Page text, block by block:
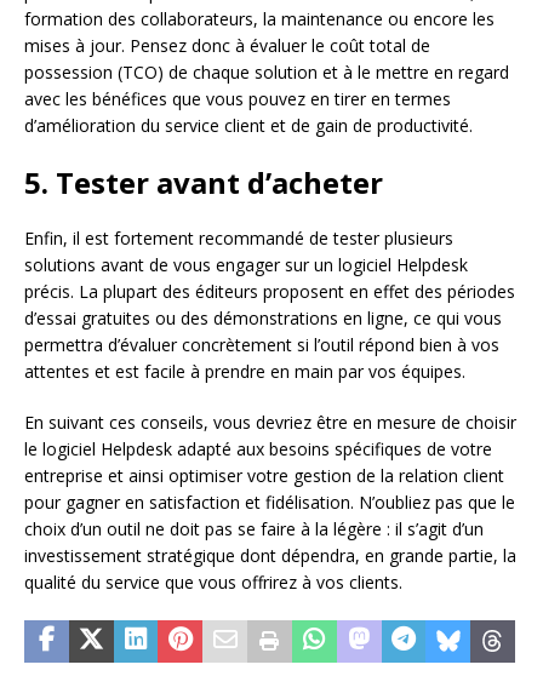
formation des collaborateurs, la maintenance ou encore les
mises à jour. Pensez donc à évaluer le coût total de
possession (TCO) de chaque solution et à le mettre en regard
avec les bénéfices que vous pouvez en tirer en termes
d’amélioration du service client et de gain de productivité.
5. Tester avant d’acheter
Enfin, il est fortement recommandé de tester plusieurs
solutions avant de vous engager sur un logiciel Helpdesk
précis. La plupart des éditeurs proposent en effet des périodes
d’essai gratuites ou des démonstrations en ligne, ce qui vous
permettra d’évaluer concrètement si l’outil répond bien à vos
attentes et est facile à prendre en main par vos équipes.
En suivant ces conseils, vous devriez être en mesure de choisir
le logiciel Helpdesk adapté aux besoins spécifiques de votre
entreprise et ainsi optimiser votre gestion de la relation client
pour gagner en satisfaction et fidélisation. N’oubliez pas que le
choix d’un outil ne doit pas se faire à la légère : il s’agit d’un
investissement stratégique dont dépendra, en grande partie, la
qualité du service que vous offrirez à vos clients.